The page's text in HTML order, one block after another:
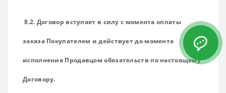
8.2. Договор вступает в силу с момента оплаты
заказа Покупателем и действует до момента
исполнения Продавцом обязательств по настоящему
Договору.